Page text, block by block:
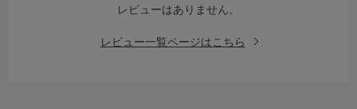
レビューはありません。
レビュー一覧ページはこちら